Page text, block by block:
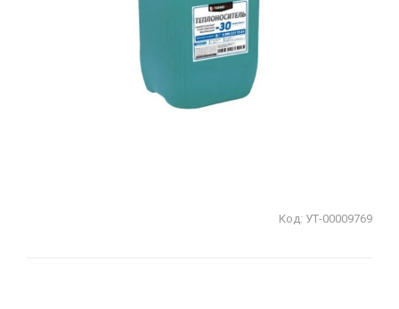
Код: УТ-00009769